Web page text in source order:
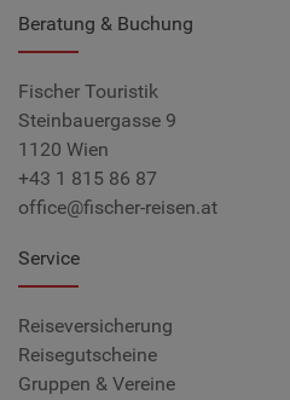
Beratung & Buchung
Fischer Touristik
Steinbauergasse 9
1120 Wien
+43 1 815 86 87
office@fischer-reisen.at
Service
Reiseversicherung
Reisegutscheine
Gruppen & Vereine